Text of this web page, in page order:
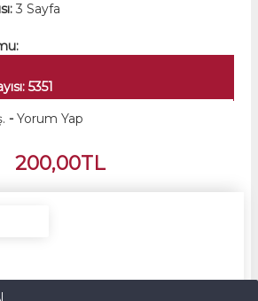
3 Sayfa
5351
- Yorum Yap
200,00TL